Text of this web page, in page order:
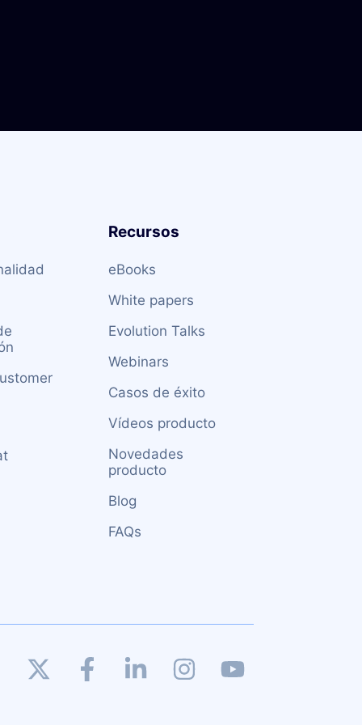
Recursos
eBooks
White papers
Evolution Talks
Webinars
Casos de éxito
Vídeos producto
Novedades
producto
Blog
FAQs